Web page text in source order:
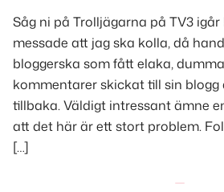
Såg ni på Trolljägarna på TV3 igår
messade att jag ska kolla, då
bloggerska som fått elaka,
kommentarer skickat till sin blogg
tillbaka. Väldigt intressant ämne
att det här är ett stort problem.
[…]